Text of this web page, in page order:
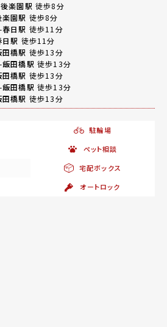
後楽園駅 徒歩8分
楽園駅 徒歩8分
春日駅 徒歩11分
日駅 徒歩11分
田橋駅 徒歩13分
飯田橋駅 徒歩13分
田橋駅 徒歩13分
飯田橋駅 徒歩13分
田橋駅 徒歩13分
駐輪場
ペット相談
宅配ボックス
オートロック